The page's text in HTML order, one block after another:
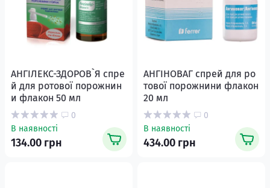
АНГІЛЕКС-ЗДОРОВ`Я спре
й для ротової порожнин
и флакон 50 мл
0
В наявності
134.00 грн
АНГІНОВАГ спрей для ро
тової порожнини флакон
20 мл
0
В наявності
434.00 грн